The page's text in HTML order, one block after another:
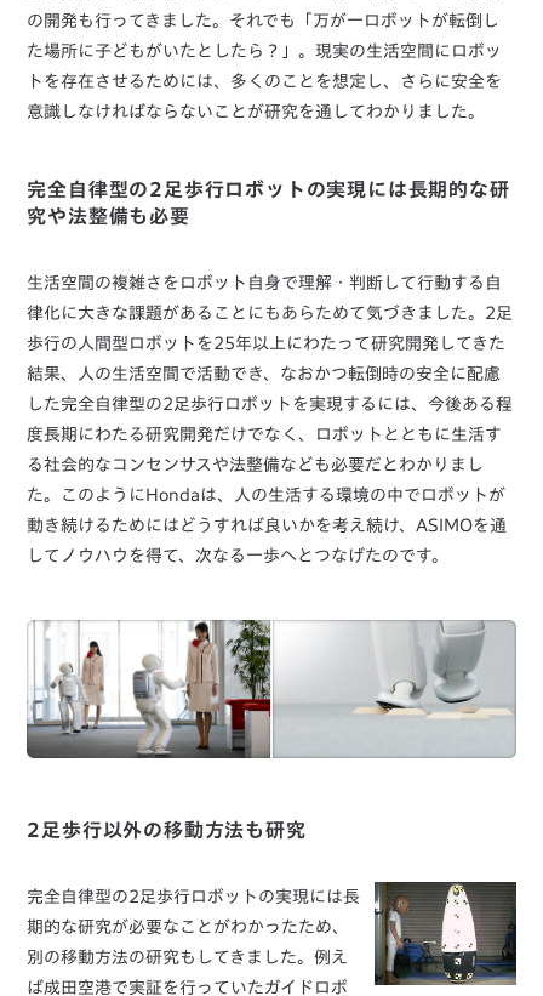
の開発も行ってきました。それでも「万が一ロボットが転倒し
た場所に子どもがいたとしたら？」。現実の生活空間にロボッ
トを存在させるためには、多くのことを想定し、さらに安全を
意識しなければならないことが研究を通してわかりました。
完全自律型の2足歩行ロボットの実現には長期的な研
究や法整備も必要
生活空間の複雑さをロボット自身で理解・判断して行動する自
律化に大きな課題があることにもあらためて気づきました。2足
歩行の人間型ロボットを25年以上にわたって研究開発してきた
結果、人の生活空間で活動でき、なおかつ転倒時の安全に配慮
した完全自律型の2足歩行ロボットを実現するには、今後ある程
度長期にわたる研究開発だけでなく、ロボットとともに生活す
る社会的なコンセンサスや法整備なども必要だとわかりまし
た。このようにHondaは、人の生活する環境の中でロボットが
動き続けるためにはどうすれば良いかを考え続け、ASIMOを通
してノウハウを得て、次なる一歩へとつなげたのです。
2足歩行以外の移動方法も研究
完全自律型の2足歩行ロボットの実現には長
期的な研究が必要なことがわかったため、
別の移動方法の研究もしてきました。例え
ば成田空港で実証を行っていたガイドロボ